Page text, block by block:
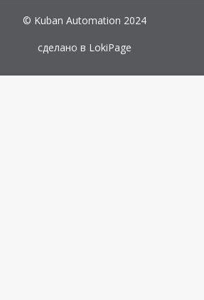
© Kuban Automation 2024
сделано в LokiPage